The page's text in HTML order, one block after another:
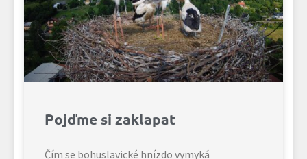
Pojďme si zaklapat
Čím se bohuslavické hnízdo vymyká